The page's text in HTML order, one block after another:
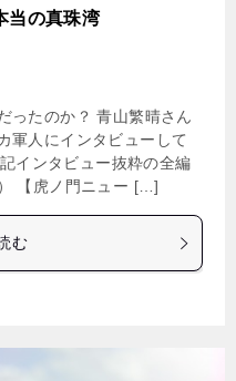
当の真珠湾
ったのか？ 青山繁晴さん
軍人にインタビューして
インタビュー抜粋の全編
【虎ノ門ニュー […]
む